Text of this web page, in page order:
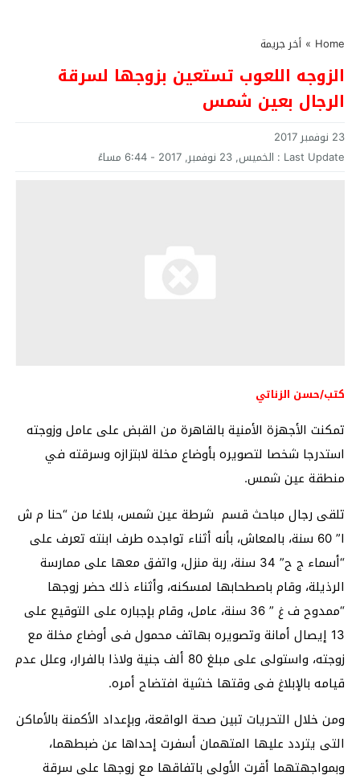
Home
» أخر جريمة
الزوجه اللعوب تستعين بزوجها لسرقة
الرجال بعين شمس
23 نوفمبر 2017
Last Update : الخميس, 23 نوفمبر, 2017 - 6:44 مساءً
كتب/حسن الزناتي
تمكنت الأجهزة الأمنية بالقاهرة من القبض على عامل وزوجته
استدرجا شخصا لتصويره بأوضاع مخلة لابتزازه وسرقته في
منطقة عين شمس.
تلقى رجال مباحث قسم شرطة عين شمس، بلاغا من “حنا م ش
ا” 60 سنة، بالمعاش، بأنه أثناء تواجده طرف ابنته تعرف على
“أسماء ج ح” 34 سنة، ربة منزل، واتفق معها على ممارسة
الرذيلة، وقام باصطحابها لمسكنه، وأثناء ذلك حضر زوجها
“ممدوح ف غ ” 36 سنة، عامل، وقام بإجباره على التوقيع على
13 إيصال أمانة وتصويره بهاتف محمول فى أوضاع مخلة مع
زوجته، واستولى على مبلغ 80 ألف جنية ولاذا بالفرار، وعلل عدم
قيامه بالإبلاغ فى وقتها خشية افتضاح أمره.
ومن خلال التحريات تبين صحة الواقعة، وبإعداد الأكمنة بالأماكن
التى يتردد عليها المتهمان أسفرت إحداها عن ضبطهما،
وبمواجهتهما أقرت الأولى باتفاقها مع زوجها على سرقة